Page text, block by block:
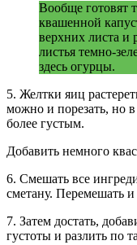
Вообще готовят
квашенной
верхних листа и
листья темно-
здесь огурцы.
5. Желтки яиц
можно и порезать, но
более густым.
Добавить немного
6. Смешать все
сметану. Перемешать
7. Затем достать,
густоты и разлить по